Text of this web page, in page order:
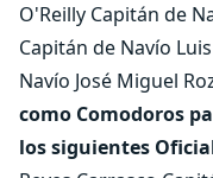
O'Reilly Capitán de
Capitán de Navío
Navío José Miguel
como Comodoros
los siguientes